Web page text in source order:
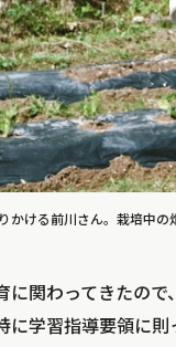
かける前川さん。栽培中の
に関わってきたの
に学習指導要領に